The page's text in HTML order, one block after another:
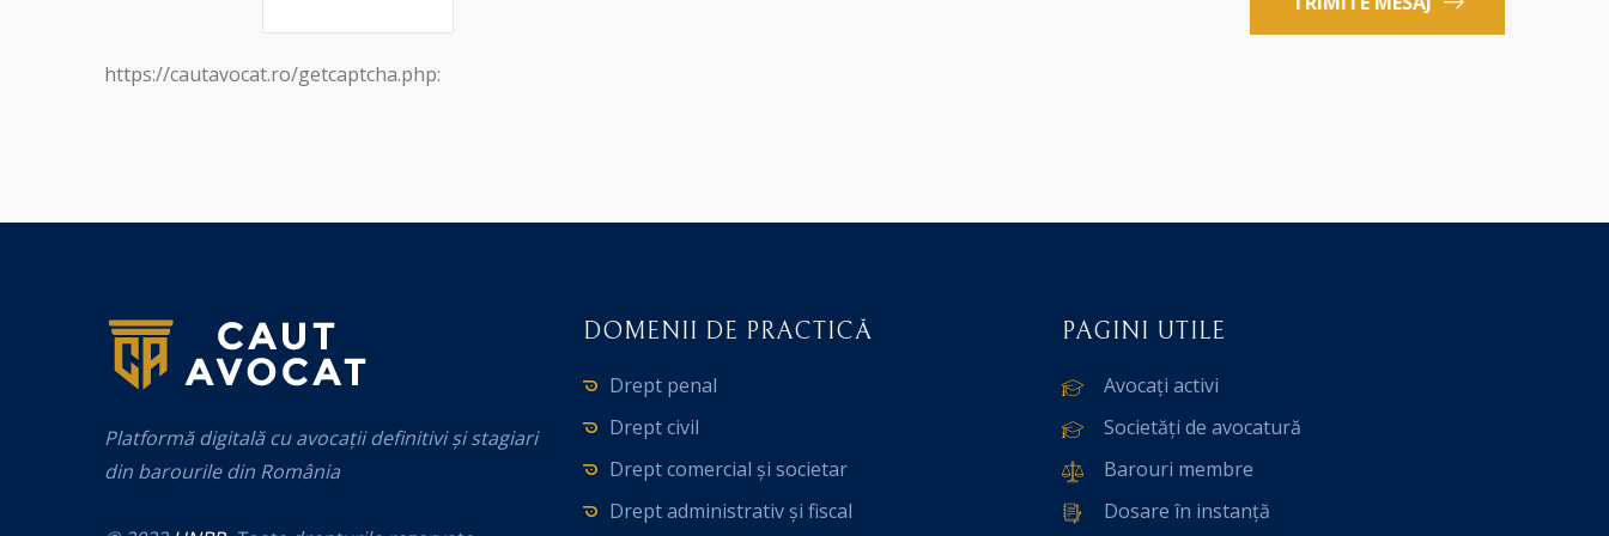
https://cautavocat.ro/getcaptcha.php:
Platformă digitală cu avocații definitivi și stagiari
din barourile din România
DOMENII DE PRACTICĂ
Drept penal
Drept civil
Drept comercial și societar
Drept administrativ și fiscal
PAGINI UTILE
Avocați activi
Societăți de avocatură
Barouri membre
Dosare în instanță